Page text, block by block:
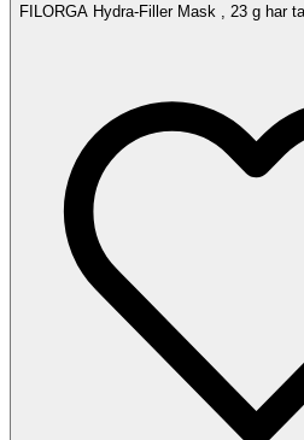
FILORGA Hydra-Filler Mask , 23 g har